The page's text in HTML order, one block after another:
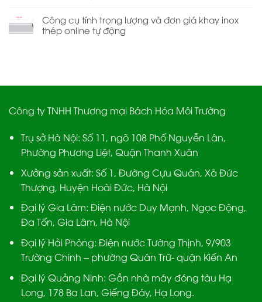
Công cụ tính trọng lượng và đơn giá khay inox
thép online tự động
Công ty TNHH Thương mại Bách Hóa Môi Trường
Trụ sở Hà Nội: Số 11, ngõ 108 Phố Nguyễn Lân,
Phường Phương Liệt, Quận Thanh Xuân
Xưởng sản xuất: Số 1, Đường Cựu Quán, Xã Đức
Thượng, Huyện Hoài Đức, Hà Nội
Đại lý Gia Lâm: Điện nước Duy Mạnh, Ngọc Động,
Đa Tốn, Gia Lâm, Hà Nội
Đại lý Hải Phòng: Điện nước Tường Thịnh, 9/903
Trường Chinh – phường Quán Trữ- quận Kiến An
Đại lý Quảng Ninh: Gần nhà máy đóng tàu Hạ
Long, 178 Ba Lan, Giếng Đáy, Hạ Long.